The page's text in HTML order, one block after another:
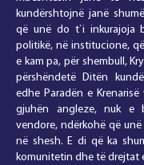
kundërshtojnë janë
që unë do t`i inkurajoja
politikë, në institucione,
e kam pa, për shembull,
përshëndetë Ditën
edhe Paradën e
gjuhën angleze, nuk e
vendore, ndërkohë që
në shesh. E di që ka
komunitetin dhe të drejtat